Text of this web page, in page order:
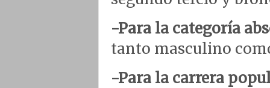
-Para la categoría
tanto masculino
-Para la carrera